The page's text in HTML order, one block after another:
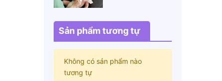
bất ngờ
Sản phẩm tương tự
Không có sản phẩm nào
tương tự